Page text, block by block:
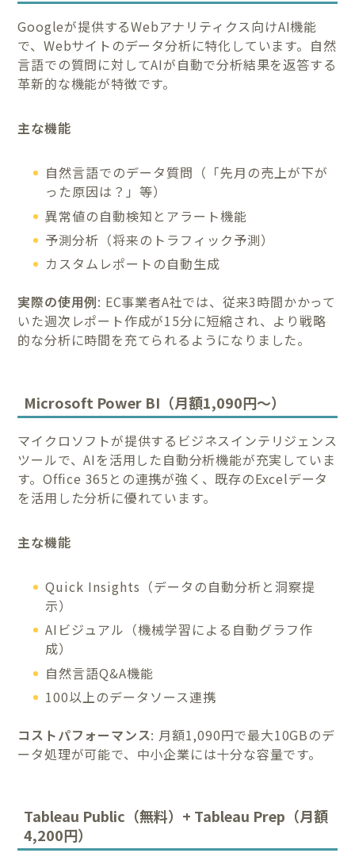
Googleが提供するWebアナリティクス向けAI機能
で、Webサイトのデータ分析に特化しています。自然
言語での質問に対してAIが自動で分析結果を返答する
革新的な機能が特徴です。
主な機能
自然言語でのデータ質問（「先月の売上が下が
った原因は？」等）
異常値の自動検知とアラート機能
予測分析（将来のトラフィック予測）
カスタムレポートの自動生成
実際の使用例: EC事業者A社では、従来3時間かかって
いた週次レポート作成が15分に短縮され、より戦略
的な分析に時間を充てられるようになりました。
Microsoft Power BI（月額1,090円～）
マイクロソフトが提供するビジネスインテリジェンス
ツールで、AIを活用した自動分析機能が充実していま
す。Office 365との連携が強く、既存のExcelデータ
を活用した分析に優れています。
主な機能
Quick Insights（データの自動分析と洞察提
示）
AIビジュアル（機械学習による自動グラフ作
成）
自然言語Q&A機能
100以上のデータソース連携
コストパフォーマンス: 月額1,090円で最大10GBのデ
ータ処理が可能で、中小企業には十分な容量です。
Tableau Public（無料）+ Tableau Prep（月額
4,200円）